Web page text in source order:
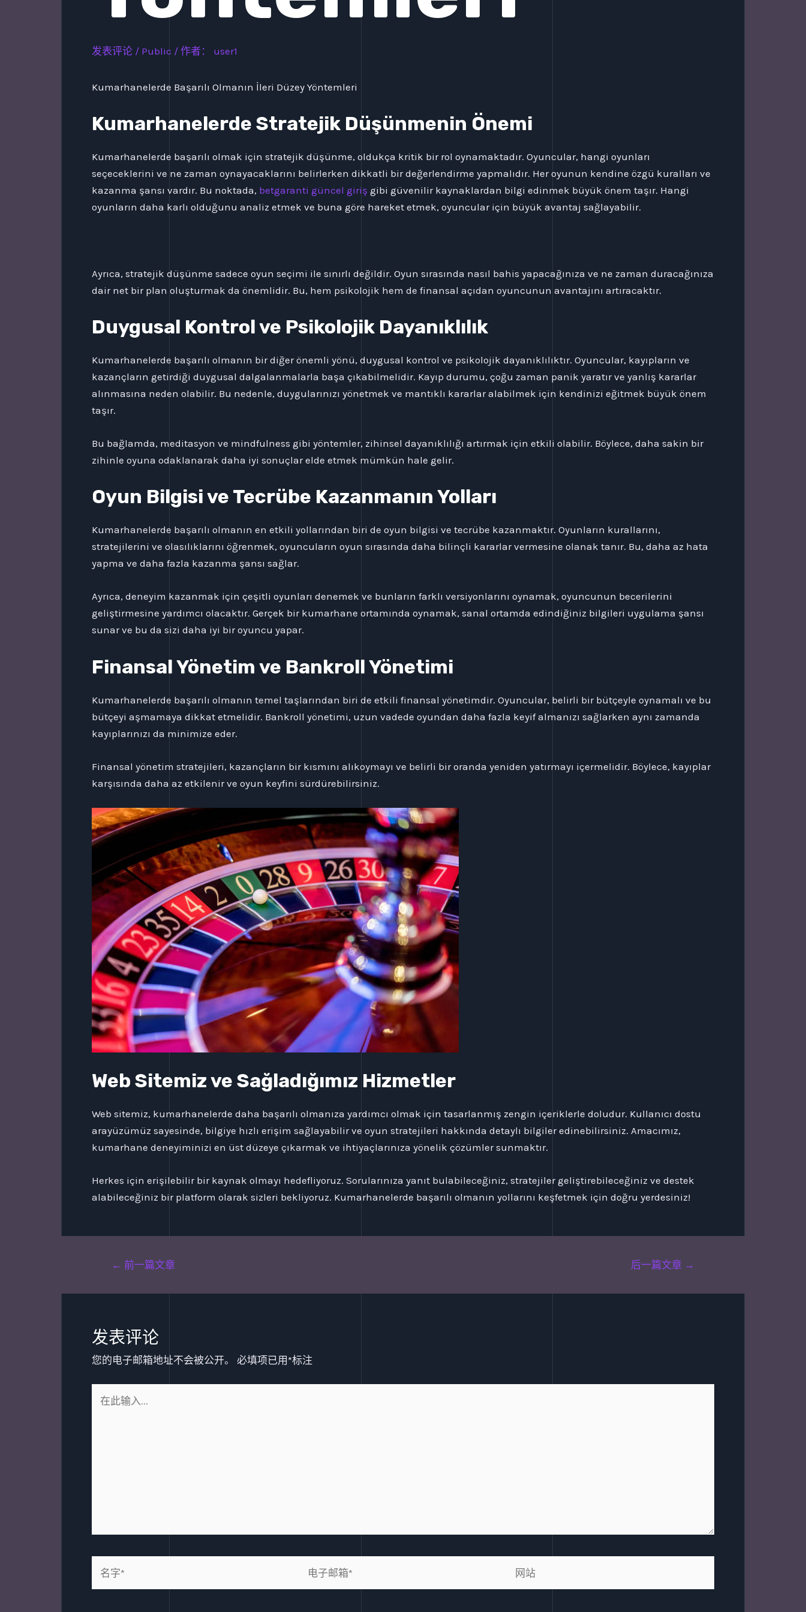
发表评论 / Public / 作者： user1
Kumarhanelerde Başarılı Olmanın İleri Düzey Yöntemleri
Kumarhanelerde Stratejik Düşünmenin Önemi
Kumarhanelerde başarılı olmak için stratejik düşünme, oldukça kritik bir rol oynamaktadır. Oyuncular, hangi oyunları
seçeceklerini ve ne zaman oynayacaklarını belirlerken dikkatli bir değerlendirme yapmalıdır. Her oyunun kendine özgü kuralları ve
kazanma şansı vardır. Bu noktada, betgaranti güncel giriş gibi güvenilir kaynaklardan bilgi edinmek büyük önem taşır. Hangi
oyunların daha karlı olduğunu analiz etmek ve buna göre hareket etmek, oyuncular için büyük avantaj sağlayabilir.
Ayrıca, stratejik düşünme sadece oyun seçimi ile sınırlı değildir. Oyun sırasında nasıl bahis yapacağınıza ve ne zaman duracağınıza
dair net bir plan oluşturmak da önemlidir. Bu, hem psikolojik hem de finansal açıdan oyuncunun avantajını artıracaktır.
Duygusal Kontrol ve Psikolojik Dayanıklılık
Kumarhanelerde başarılı olmanın bir diğer önemli yönü, duygusal kontrol ve psikolojik dayanıklılıktır. Oyuncular, kayıpların ve
kazançların getirdiği duygusal dalgalanmalarla başa çıkabilmelidir. Kayıp durumu, çoğu zaman panik yaratır ve yanlış kararlar
alınmasına neden olabilir. Bu nedenle, duygularınızı yönetmek ve mantıklı kararlar alabilmek için kendinizi eğitmek büyük önem
taşır.
Bu bağlamda, meditasyon ve mindfulness gibi yöntemler, zihinsel dayanıklılığı artırmak için etkili olabilir. Böylece, daha sakin bir
zihinle oyuna odaklanarak daha iyi sonuçlar elde etmek mümkün hale gelir.
Oyun Bilgisi ve Tecrübe Kazanmanın Yolları
Kumarhanelerde başarılı olmanın en etkili yollarından biri de oyun bilgisi ve tecrübe kazanmaktır. Oyunların kurallarını,
stratejilerini ve olasılıklarını öğrenmek, oyuncuların oyun sırasında daha bilinçli kararlar vermesine olanak tanır. Bu, daha az hata
yapma ve daha fazla kazanma şansı sağlar.
Ayrıca, deneyim kazanmak için çeşitli oyunları denemek ve bunların farklı versiyonlarını oynamak, oyuncunun becerilerini
geliştirmesine yardımcı olacaktır. Gerçek bir kumarhane ortamında oynamak, sanal ortamda edindiğiniz bilgileri uygulama şansı
sunar ve bu da sizi daha iyi bir oyuncu yapar.
Finansal Yönetim ve Bankroll Yönetimi
Kumarhanelerde başarılı olmanın temel taşlarından biri de etkili finansal yönetimdir. Oyuncular, belirli bir bütçeyle oynamalı ve bu
bütçeyi aşmamaya dikkat etmelidir. Bankroll yönetimi, uzun vadede oyundan daha fazla keyif almanızı sağlarken aynı zamanda
kayıplarınızı da minimize eder.
Finansal yönetim stratejileri, kazançların bir kısmını alıkoymayı ve belirli bir oranda yeniden yatırmayı içermelidir. Böylece, kayıplar
karşısında daha az etkilenir ve oyun keyfini sürdürebilirsiniz.
Web Sitemiz ve Sağladığımız Hizmetler
Web sitemiz, kumarhanelerde daha başarılı olmanıza yardımcı olmak için tasarlanmış zengin içeriklerle doludur. Kullanıcı dostu
arayüzümüz sayesinde, bilgiye hızlı erişim sağlayabilir ve oyun stratejileri hakkında detaylı bilgiler edinebilirsiniz. Amacımız,
kumarhane deneyiminizi en üst düzeye çıkarmak ve ihtiyaçlarınıza yönelik çözümler sunmaktır.
Herkes için erişilebilir bir kaynak olmayı hedefliyoruz. Sorularınıza yanıt bulabileceğiniz, stratejiler geliştirebileceğiniz ve destek
alabileceğiniz bir platform olarak sizleri bekliyoruz. Kumarhanelerde başarılı olmanın yollarını keşfetmek için doğru yerdesiniz!
Post← 前一篇文章 后一篇文章 →
发表评论
您的电子邮箱地址不会被公开。 必填项已用*标注
站